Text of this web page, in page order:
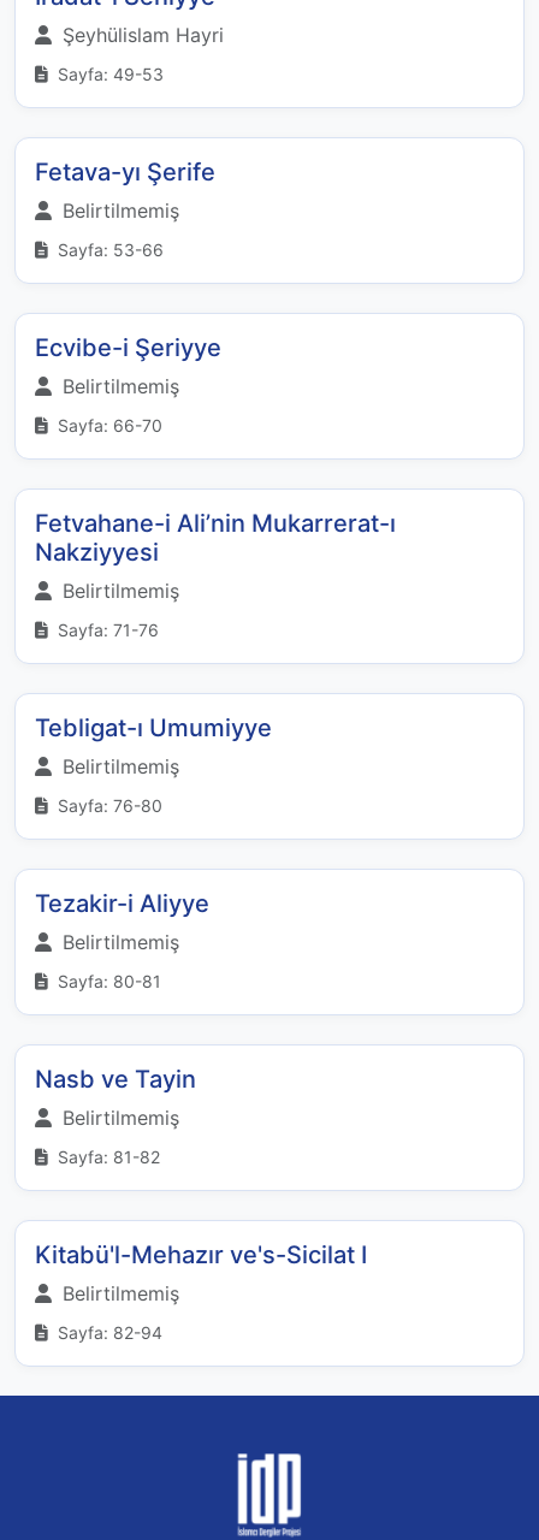
Şeyhülislam Hayri
Sayfa: 49-53
Fetava-yı Şerife
Belirtilmemiş
Sayfa: 53-66
Ecvibe-i Şeriyye
Belirtilmemiş
Sayfa: 66-70
Fetvahane-i Ali’nin Mukarrerat-ı
Nakziyyesi
Belirtilmemiş
Sayfa: 71-76
Tebligat-ı Umumiyye
Belirtilmemiş
Sayfa: 76-80
Tezakir-i Aliyye
Belirtilmemiş
Sayfa: 80-81
Nasb ve Tayin
Belirtilmemiş
Sayfa: 81-82
Kitabü'l-Mehazır ve's-Sicilat I
Belirtilmemiş
Sayfa: 82-94